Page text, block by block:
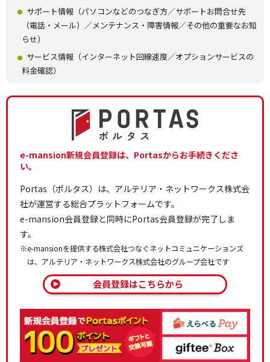
サポート情報（パソコンなどのつなぎ方／サポートお問合せ先
（電話・メール）／メンテナンス・障害情報／その他の重要なお知
らせ）
サービス情報（インターネット回線速度／オプションサービスの
料金確認）
e-mansion新規会員登録は、Portasからお手続きくださ
い。
Portas（ポルタス）は、アルテリア・ネットワークス株式会
社が運営する総合プラットフォームです。
e-mansion会員登録と同時にPortas会員登録が完了しま
す。
※e-mansionを提供する株式会社つなぐネットコミュニケーションズ
は、アルテリア・ネットワークス株式会社のグループ会社です
会員登録はこちらから